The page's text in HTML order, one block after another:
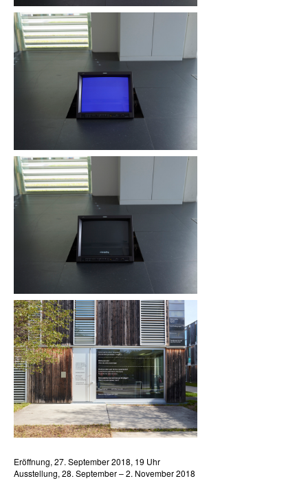
Eröffnung, 27. September 2018, 19 Uhr
Ausstellung, 28. September – 2. November 2018